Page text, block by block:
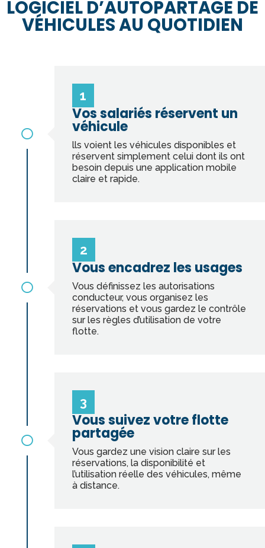
LOGICIEL D’AUTOPARTAGE DE
VÉHICULES AU QUOTIDIEN

1
Vos salariés réservent un
véhicule
lls voient les véhicules disponibles et
réservent simplement celui dont ils ont
besoin depuis une application mobile
claire et rapide.

2
Vous encadrez les usages
Vous définissez les autorisations
conducteur, vous organisez les
réservations et vous gardez le contrôle
sur les règles d’utilisation de votre
flotte.

3
Vous suivez votre flotte
partagée
Vous gardez une vision claire sur les
réservations, la disponibilité et
l’utilisation réelle des véhicules, même
à distance.